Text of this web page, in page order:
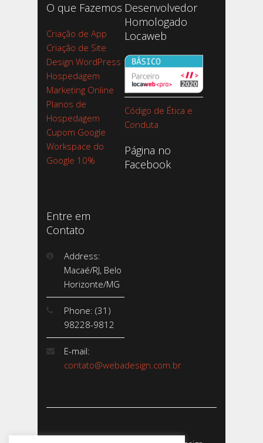
O que Fazemos
Criação de App
Criação de Site
Design WordPress
Hospedagem
Marketing Online
Planos de
Hospedagem
Cupom Google
Workspace do
Google 10%
Desenvolvedor
Homologado
Locaweb
Código de Ética e
Conduta
Página no
Facebook
Entre em
Contato
Address:
Macaé/RJ, Belo
Horizonte/MG
Phone: (31)
98228-9812
E-mail:
contato@webadesign.com.br